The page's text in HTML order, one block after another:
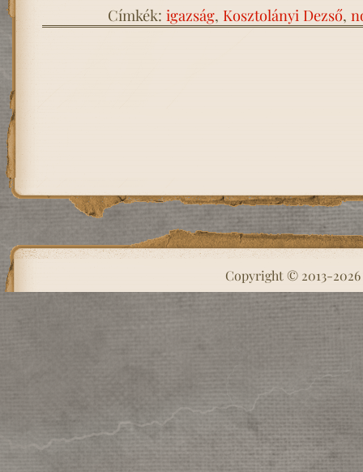
Címkék: igazság, Kosztolányi Dezső,
Copyright © 2013-2026